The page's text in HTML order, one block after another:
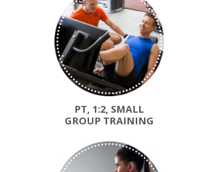
PT, 1:2, SMALL
GROUP TRAINING